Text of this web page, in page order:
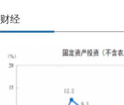
财经